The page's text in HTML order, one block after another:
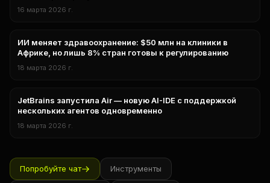
16 марта 2026 г.
исследования
ИИ меняет здравоохранение: $50 млн на клиники в
Африке, но лишь 8% стран готовы к регулированию
18 марта 2026 г.
технологии
JetBrains запустила Air — новую AI-IDE с поддержкой
нескольких агентов одновременно
18 марта 2026 г.
Попробуйте чат Инструменты